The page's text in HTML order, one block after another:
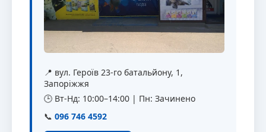
📍 вул. Героїв 23-го батальйону, 1,
Запоріжжя
🕒 Вт-Нд: 10:00–14:00 | Пн: Зачинено
📞 096 746 4592